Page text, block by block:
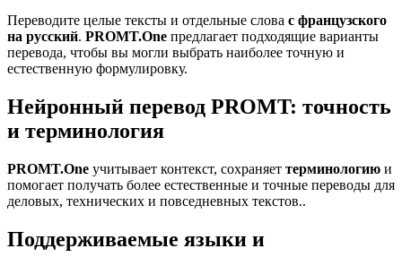
Переводите целые тексты и отдельные слова с французского
на русский. PROMT.One предлагает подходящие варианты
перевода, чтобы вы могли выбрать наиболее точную и
естественную формулировку.
Нейронный перевод PROMT: точность
и терминология
PROMT.One учитывает контекст, сохраняет терминологию и
помогает получать более естественные и точные переводы для
деловых, технических и повседневных текстов..
Поддерживаемые языки и